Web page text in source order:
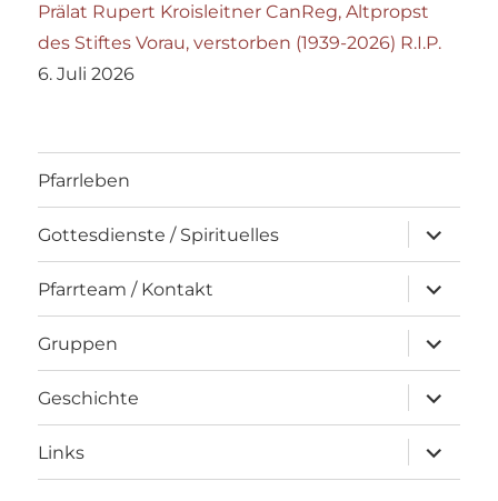
Prälat Rupert Kroisleitner CanReg, Altpropst
des Stiftes Vorau, verstorben (1939-2026) R.I.P.
6. Juli 2026
Pfarrleben
Gottesdienste / Spirituelles
öffnen
Pfarrteam / Kontakt
öffnen
Gruppen
öffnen
Geschichte
öffnen
Links
öffnen